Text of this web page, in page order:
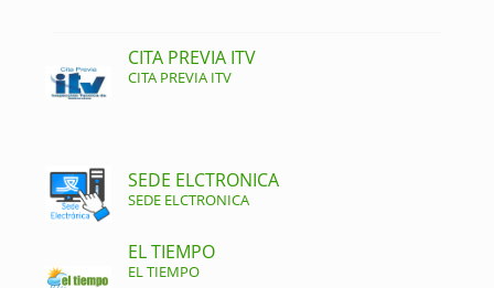
CITA PREVIA ITV
CITA PREVIA ITV
SEDE ELCTRONICA
SEDE ELCTRONICA
EL TIEMPO
EL TIEMPO